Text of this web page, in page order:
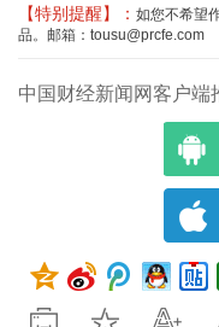
【特别提醒】： 如您不希望
品。邮箱：tousu@prcfe.com
中国财经新闻网客户端